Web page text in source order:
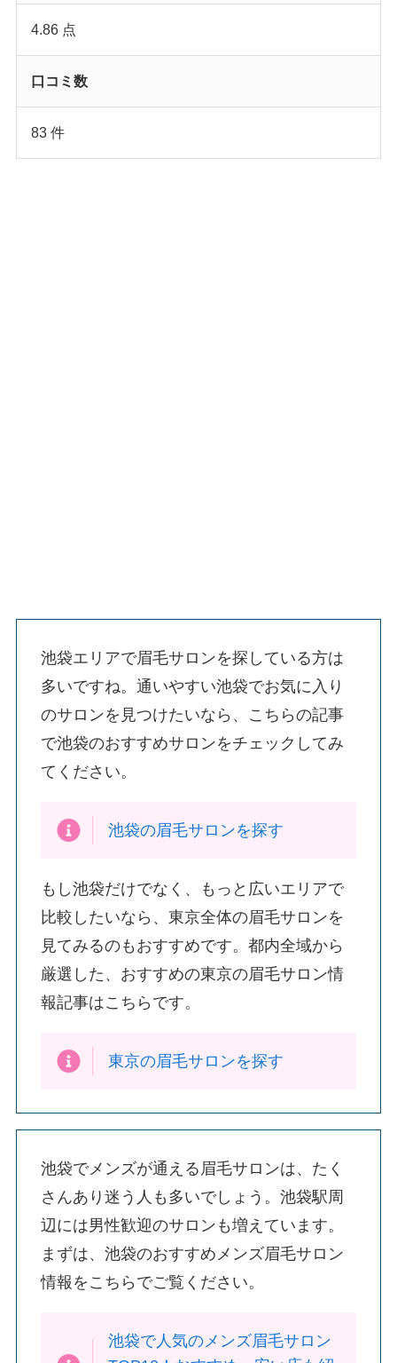
4.86 点
口コミ数
83 件
池袋エリアで眉毛サロンを探している方は
多いですね。通いやすい池袋でお気に入り
のサロンを見つけたいなら、こちらの記事
で池袋のおすすめサロンをチェックしてみ
てください。
池袋の眉毛サロンを探す
もし池袋だけでなく、もっと広いエリアで
比較したいなら、東京全体の眉毛サロンを
見てみるのもおすすめです。都内全域から
厳選した、おすすめの東京の眉毛サロン情
報記事はこちらです。
東京の眉毛サロンを探す
池袋でメンズが通える眉毛サロンは、たく
さんあり迷う人も多いでしょう。池袋駅周
辺には男性歓迎のサロンも増えています。
まずは、池袋のおすすめメンズ眉毛サロン
情報をこちらでご覧ください。
池袋で人気のメンズ眉毛サロン